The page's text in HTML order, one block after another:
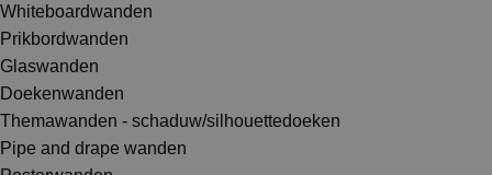
Whiteboardwanden
Prikbordwanden
Glaswanden
Doekenwanden
Themawanden - schaduw/silhouettedoeken
Pipe and drape wanden